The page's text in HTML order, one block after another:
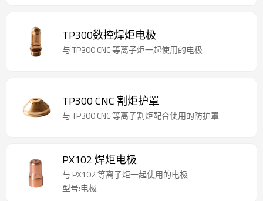
TP300数控焊炬电极
与 TP300 CNC 等离子炬一起使用的电极
TP300 CNC 割炬护罩
与 TP300 CNC 等离子割炬配合使用的防护罩
PX102 焊炬电极
与 PX102 等离子炬一起使用的电极
型号:电极